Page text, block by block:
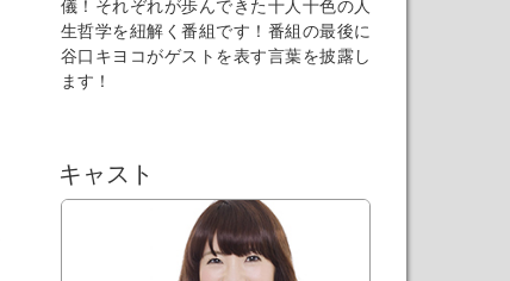
儀！それぞれが歩んできた十人十色の人
生哲学を紐解く番組です！番組の最後に
谷口キヨコがゲストを表す言葉を披露し
ます！
キャスト